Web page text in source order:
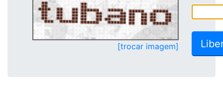
[trocar imagem]